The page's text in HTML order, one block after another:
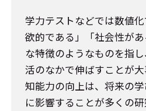
学力テストなどでは数値
欲的である」「社会性が
な特徴のようなものを指
活のなかで伸ばすことが
知能力の向上は、将来の
に影響することが多くの